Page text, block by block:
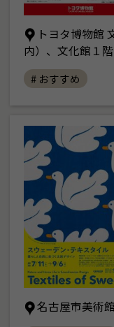
トヨタ博物館
内）、文化館１
# おすすめ
名古屋市美術館